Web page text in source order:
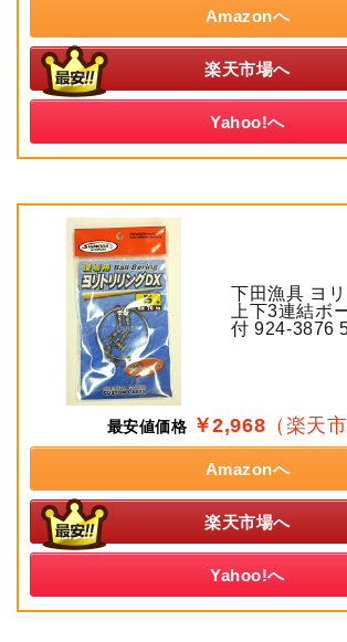
Amazonへ
楽天市場へ
Yahoo!へ
下田漁具 ヨ
上下3連結ボ
付 924-3876
最安値価格 ￥2,968 （楽天
Amazonへ
楽天市場へ
Yahoo!へ